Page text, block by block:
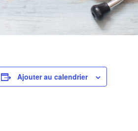
Ajouter au calendrier